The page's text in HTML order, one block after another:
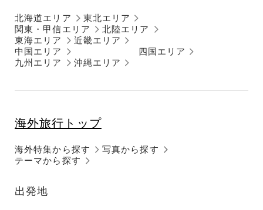
北海道エリア
東北エリア
関東・甲信エリア
北陸エリア
東海エリア
近畿エリア
中国エリア
四国エリア
九州エリア
沖縄エリア
海外旅行トップ
海外特集から探す
テーマから探す
写真から探す
出発地